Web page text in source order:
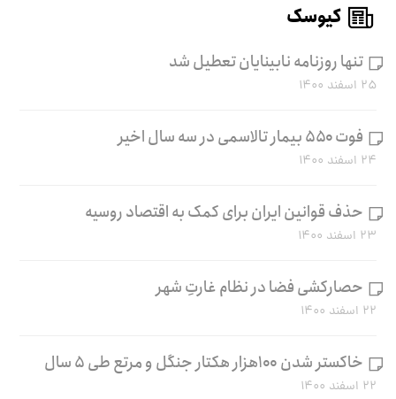
کیوسک
تنها روزنامه نابینایان تعطیل شد
۲۵ اسفند ۱۴۰۰
فوت ۵۵۰ بیمار تالاسمی در سه سال اخیر
۲۴ اسفند ۱۴۰۰
حذف قوانین ایران برای کمک به اقتصاد روسیه
۲۳ اسفند ۱۴۰۰
حصارکشی فضا در نظام غارتِ شهر
۲۲ اسفند ۱۴۰۰
خاکستر شدن ۱۰۰هزار هکتار جنگل و مرتع طی ۵ سال
۲۲ اسفند ۱۴۰۰